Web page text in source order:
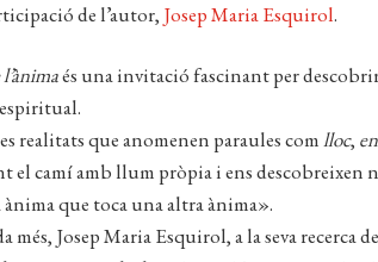
de l’autor, Josep Maria Esquirol.
és una invitació fascinant per
realitats que anomenen paraules comlloc,
el camí amb llum pròpia i ens descobreixen
que toca una altra ànima».
més, Josep Maria Esquirol, a la seva recerca